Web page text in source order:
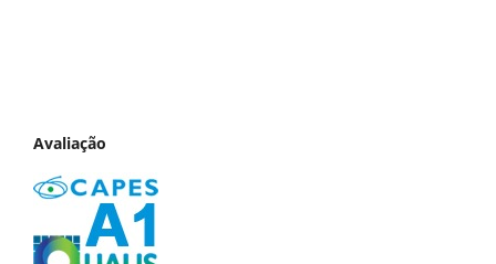
Avaliação